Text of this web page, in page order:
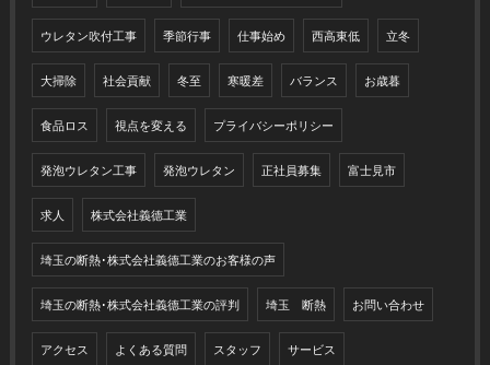
ウレタン吹付工事 季節行事 仕事始め 西高東低 立冬
大掃除 社会貢献 冬至 寒暖差 バランス お歳暮
食品ロス 視点を変える プライバシーポリシー
発泡ウレタン工事 発泡ウレタン 正社員募集 富士見市
求人 株式会社義德工業
埼玉の断熱･株式会社義德工業のお客様の声
埼玉の断熱･株式会社義德工業の評判 埼玉 断熱 お問い合わせ
アクセス よくある質問 スタッフ サービス